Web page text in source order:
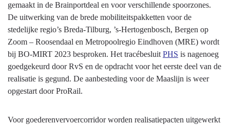
gemaakt in de Brainportdeal en voor verschillende spoorzones.
De uitwerking van de brede mobiliteitspakketten voor de
stedelijke regio’s Breda-Tilburg, ’s-Hertogenbosch, Bergen op
Zoom – Roosendaal en Metropoolregio Eindhoven (MRE) wordt
bij BO-MIRT 2023 besproken. Het tracébesluit PHS is nagenoeg
goedgekeurd door RvS en de opdracht voor het eerste deel van de
realisatie is gegund. De aanbesteding voor de Maaslijn is weer
opgestart door ProRail.
Voor goederenvervoercorridor worden realisatiepacten uitgewerkt